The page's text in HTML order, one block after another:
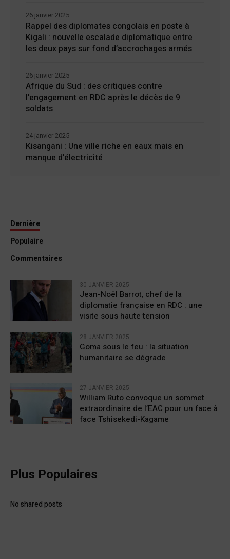
Rappel des diplomates congolais en poste à
Kigali : nouvelle escalade diplomatique entre
les deux pays sur fond d’accrochages armés
26 janvier 2025
Afrique du Sud : des critiques contre
l’engagement en RDC après le décès de 9
soldats
26 janvier 2025
Kisangani : Une ville riche en eaux mais en
manque d’électricité
24 janvier 2025
Dernière
Populaire
Commentaires
30 JANVIER 2025
Jean-Noël Barrot, chef de la
diplomatie française en RDC : une
visite sous haute tension
28 JANVIER 2025
Goma sous le feu : la situation
humanitaire se dégrade
27 JANVIER 2025
William Ruto convoque un sommet
extraordinaire de l’EAC pour un face à
face Tshisekedi-Kagame
Plus Populaires
No shared posts